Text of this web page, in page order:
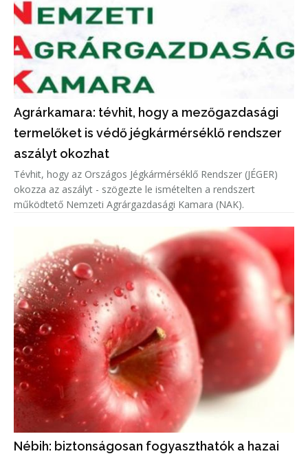
Agrárkamara: tévhit, hogy a mezőgazdasági
termelőket is védő jégkármérséklő rendszer
aszályt okozhat
Tévhit, hogy az Országos Jégkármérséklő Rendszer (JÉGER)
okozza az aszályt - szögezte le ismételten a rendszert
működtető Nemzeti Agrárgazdasági Kamara (NAK).
Nébih: biztonságosan fogyaszthatók a hazai